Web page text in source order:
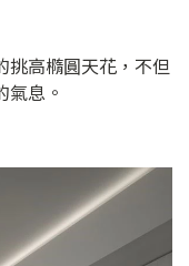
挑高橢圓天花，不但
息。